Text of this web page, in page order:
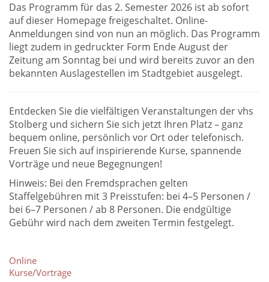
Das Programm für das 2. Semester 2026 ist ab sofort
auf dieser Homepage freigeschaltet. Online-
Anmeldungen sind von nun an möglich. Das Programm
liegt zudem in gedruckter Form Ende August der
Zeitung am Sonntag bei und wird bereits zuvor an den
bekannten Auslagestellen im Stadtgebiet ausgelegt.
Entdecken Sie die vielfältigen Veranstaltungen der vhs
Stolberg und sichern Sie sich jetzt Ihren Platz – ganz
bequem online, persönlich vor Ort oder telefonisch.
Freuen Sie sich auf inspirierende Kurse, spannende
Vorträge und neue Begegnungen!
Hinweis: Bei den Fremdsprachen gelten
Staffelgebühren mit 3 Preisstufen: bei 4–5 Personen /
bei 6–7 Personen / ab 8 Personen. Die endgültige
Gebühr wird nach dem zweiten Termin festgelegt.
Online
Kurse/Vorträge